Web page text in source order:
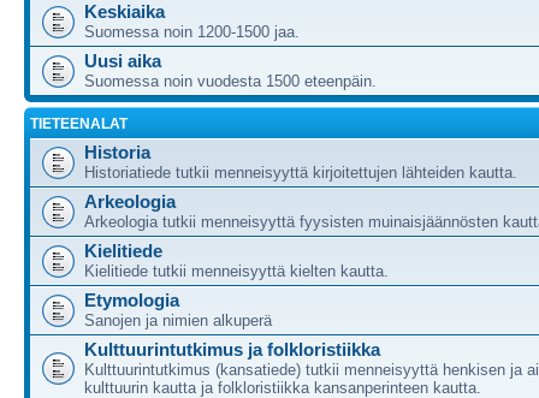
Keskiaika
Suomessa noin 1200-1500 jaa.
Uusi aika
Suomessa noin vuodesta 1500 eteenpäin.
TIETEENALAT
Historia
Historiatiede tutkii menneisyyttä kirjoitettujen lähteiden kautta.
Arkeologia
Arkeologia tutkii menneisyyttä fyysisten muinaisjäännösten
Kielitiede
Kielitiede tutkii menneisyyttä kielten kautta.
Etymologia
Sanojen ja nimien alkuperä
Kulttuurintutkimus ja folkloristiikka
Kulttuurintutkimus (kansatiede) tutkii menneisyyttä henkisen ja
kulttuurin kautta ja folkloristiikka kansanperinteen kautta.